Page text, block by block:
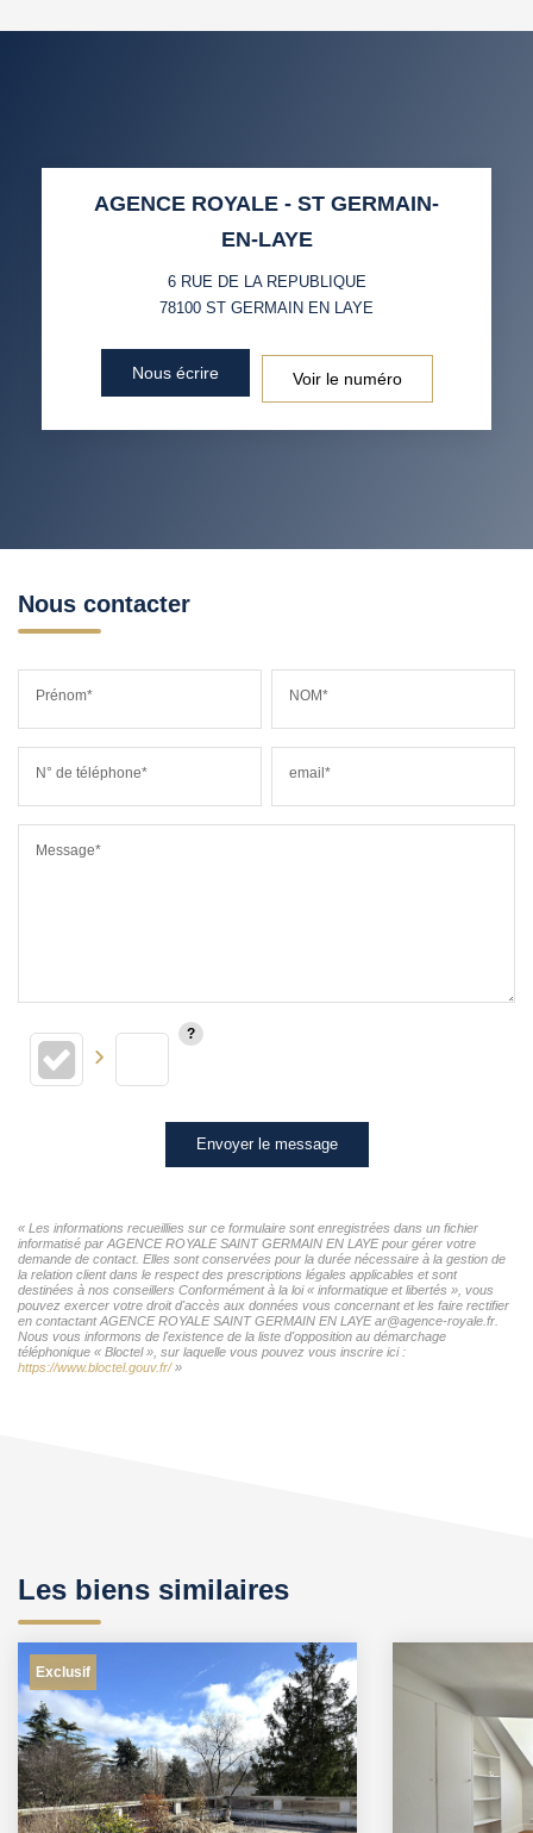
TAXE FONCIÈRE
PART DES MÉNAGES SANS
VOITURE
SUPERFICIE :
RÉSULTATS DES LYCÉES ECOLES ET CRÈCHES
COMMERCES
AGENCE ROYALE - ST GERMAIN-
EN-LAYE
6 RUE DE LA REPUBLIQUE
78100 ST GERMAIN EN LAYE
Nous écrire Voir le numéro
Nous contacter
Prénom* NOM*
N° de téléphone* email*
Message*
Envoyer le message
« Les informations recueillies sur ce formulaire sont enregistrées dans un fichier
informatisé par AGENCE ROYALE SAINT GERMAIN EN LAYE pour gérer votre
demande de contact. Elles sont conservées pour la durée nécessaire à la gestion de
la relation client dans le respect des prescriptions légales applicables et sont
destinées à nos conseillers Conformément à la loi « informatique et libertés », vous
pouvez exercer votre droit d'accès aux données vous concernant et les faire rectifier
en contactant AGENCE ROYALE SAINT GERMAIN EN LAYE ar@agence-royale.fr.
Nous vous informons de l'existence de la liste d'opposition au démarchage
téléphonique « Bloctel », sur laquelle vous pouvez vous inscrire ici :
https://www.bloctel.gouv.fr/»
Les biens similaires
Exclusif